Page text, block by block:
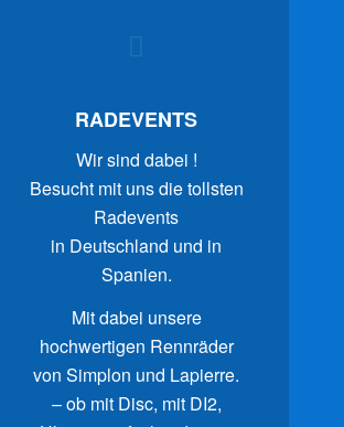
RADEVENTS
Wir sind dabei !
Besucht mit uns die tollsten
Radevents
in Deutschland und in
Spanien.
Mit dabei unsere
hochwertigen Rennräder
von Simplon und Lapierre.
– ob mit Disc, mit DI2,